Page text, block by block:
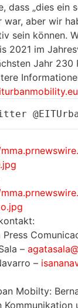
dass „dies ein
war, aber wir
sein können.
2021 im
Jahr 230
Press
–
–
Mobilty:
Kommunikation